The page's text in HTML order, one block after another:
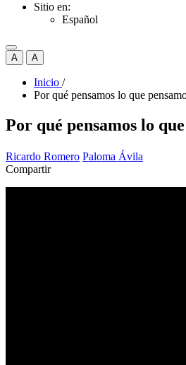
Sitio en:
Español
A A
Inicio /
Por qué pensamos lo que
Por qué pensamos lo
Ricardo Romero Paloma Ávila
Compartir